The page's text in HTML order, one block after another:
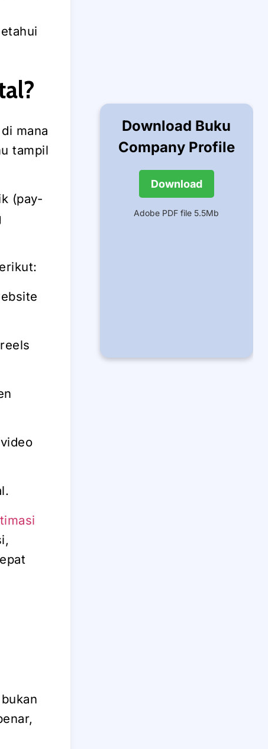
mana
tampil
(pay-
Download Buku
Company Profile
Download
Adobe PDF file 5.5Mb